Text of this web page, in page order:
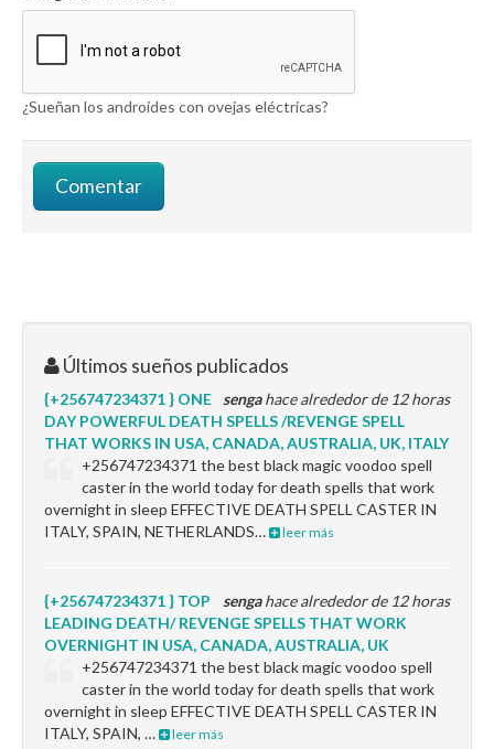
¿Sueñan los androides con ovejas eléctricas?
Últimos sueños publicados
sengahace alrededor de 12 horas
{+256747234371 } ONE
DAY POWERFUL DEATH SPELLS /REVENGE SPELL
THAT WORKS IN USA, CANADA, AUSTRALIA, UK, ITALY
+256747234371 the best black magic voodoo spell
caster in the world today for death spells that work
overnight in sleep EFFECTIVE DEATH SPELL CASTER IN
ITALY, SPAIN, NETHERLANDS…
leer más
sengahace alrededor de 12 horas
{+256747234371 } TOP
LEADING DEATH/ REVENGE SPELLS THAT WORK
OVERNIGHT IN USA, CANADA, AUSTRALIA, UK
+256747234371 the best black magic voodoo spell
caster in the world today for death spells that work
overnight in sleep EFFECTIVE DEATH SPELL CASTER IN
ITALY, SPAIN, …
leer más